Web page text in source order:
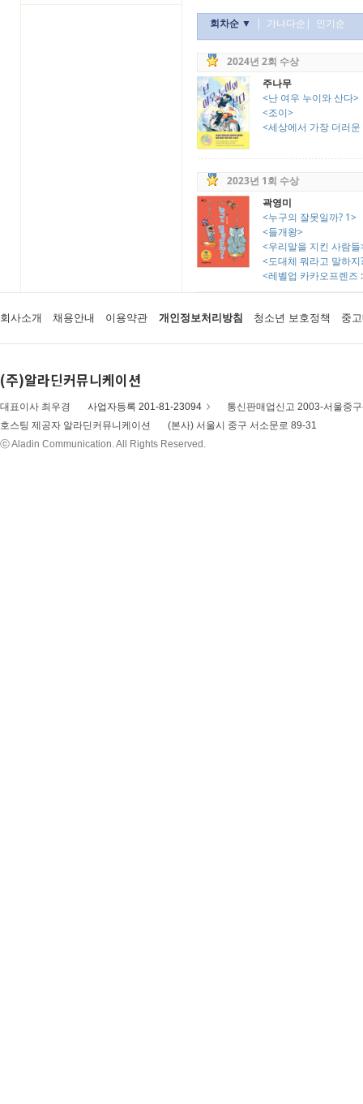
회차순 ▼ | 가나다순 | 인기순
2024년 2회 수상
주나무
<난 여우 누이와 산다>
<조이>
<세상에서 가장 더러
2023년 1회 수상
곽영미
<누구의 잘못일까? 1>
<들개왕>
<우리말을 지킨 사람들
<도대체 뭐라고 말하지
<레벨업 카카오프렌즈
회사소개 채용안내 이용약관 개인정보처리방침 청소년 보호정책 중
(주)알라딘커뮤니케이션
대표이사 최우경 사업자등록 201-81-23094
통신판매업신고 2003-서울중
호스팅 제공자 알라딘커뮤니케이션
(본사) 서울시 중구 서소문로 89-31
ⓒ Aladin Communication. All Rights Reserved.